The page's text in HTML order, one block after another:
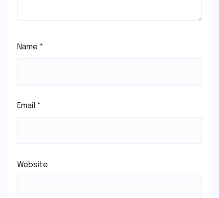
Name *
Email *
Website